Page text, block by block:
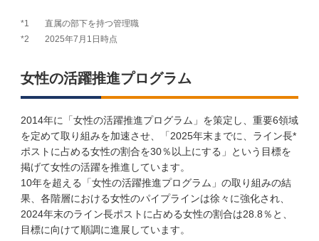
*1
直属の部下を持つ管理職
*2
2025年7月1日時点
女性の活躍推進プログラム
2014年に「女性の活躍推進プログラム」を策定し、重要6領域
を定めて取り組みを加速させ、「2025年末までに、ライン長*
ポストに占める女性の割合を30％以上にする」という目標を
掲げて女性の活躍を推進しています。
10年を超える「女性の活躍推進プログラム」の取り組みの結
果、各階層における女性のパイプラインは徐々に強化され、
2024年末のライン長ポストに占める女性の割合は28.8％と、
目標に向けて順調に進展しています。